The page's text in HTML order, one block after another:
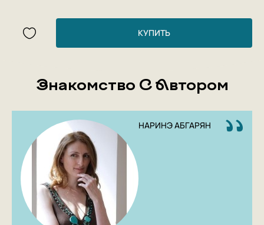
мире стихами, как с помощью дверей попадают в
другие миры и как дожидаются внуков в старой
заброшенной квартире.
КУПИТЬ
Знакомство С Автором
НАРИНЭ АБГАРЯН